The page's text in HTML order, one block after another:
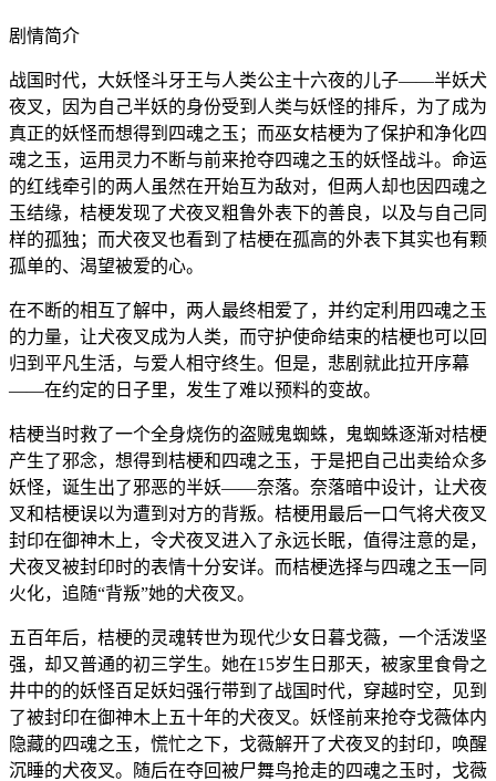
剧情简介
战国时代，大妖怪斗牙王与人类公主十六夜的儿子——半妖犬
夜叉，因为自己半妖的身份受到人类与妖怪的排斥，为了成为
真正的妖怪而想得到四魂之玉；而巫女桔梗为了保护和净化四
魂之玉，运用灵力不断与前来抢夺四魂之玉的妖怪战斗。命运
的红线牵引的两人虽然在开始互为敌对，但两人却也因四魂之
玉结缘，桔梗发现了犬夜叉粗鲁外表下的善良，以及与自己同
样的孤独；而犬夜叉也看到了桔梗在孤高的外表下其实也有颗
孤单的、渴望被爱的心。
在不断的相互了解中，两人最终相爱了，并约定利用四魂之玉
的力量，让犬夜叉成为人类，而守护使命结束的桔梗也可以回
归到平凡生活，与爱人相守终生。但是，悲剧就此拉开序幕
——在约定的日子里，发生了难以预料的变故。
桔梗当时救了一个全身烧伤的盗贼鬼蜘蛛，鬼蜘蛛逐渐对桔梗
产生了邪念，想得到桔梗和四魂之玉，于是把自己出卖给众多
妖怪，诞生出了邪恶的半妖——奈落。奈落暗中设计，让犬夜
叉和桔梗误以为遭到对方的背叛。桔梗用最后一口气将犬夜叉
封印在御神木上，令犬夜叉进入了永远长眠，值得注意的是，
犬夜叉被封印时的表情十分安详。而桔梗选择与四魂之玉一同
火化，追随“背叛”她的犬夜叉。
五百年后，桔梗的灵魂转世为现代少女日暮戈薇，一个活泼坚
强，却又普通的初三学生。她在15岁生日那天，被家里食骨之
井中的的妖怪百足妖妇强行带到了战国时代，穿越时空，见到
了被封印在御神木上五十年的犬夜叉。妖怪前来抢夺戈薇体内
隐藏的四魂之玉，慌忙之下，戈薇解开了犬夜叉的封印，唤醒
沉睡的犬夜叉。随后在夺回被尸舞鸟抢走的四魂之玉时，戈薇